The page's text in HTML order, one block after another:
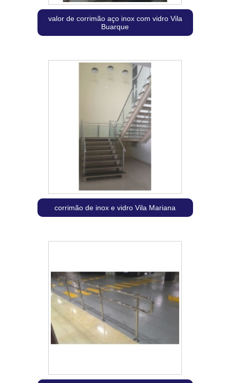
valor de corrimão aço inox com vidro Vila
Buarque
corrimão de inox e vidro Vila Mariana